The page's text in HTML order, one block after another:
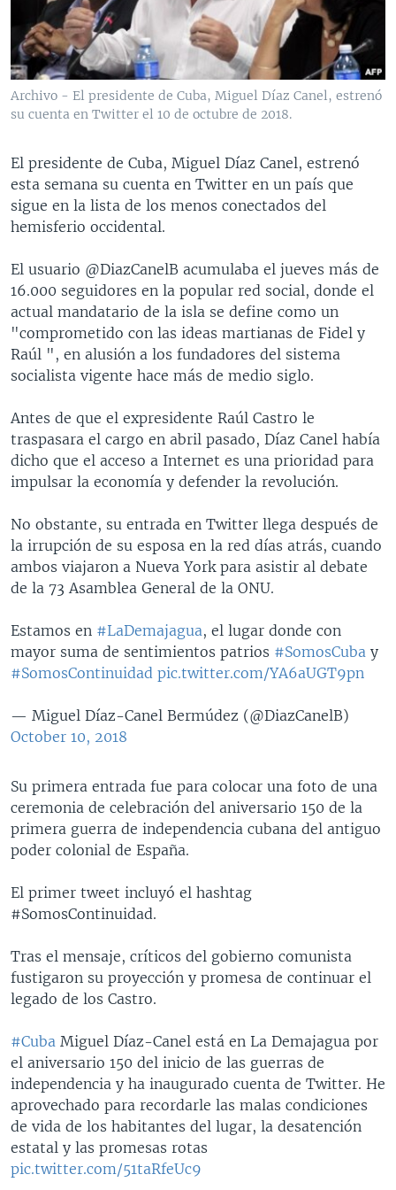
VENEZUELA
BRASIL
NICARAGUA
ECONOMÍA
ENTRETENIMIENTO Y CULTURA
TECNOLOGÍA
DEPORTES
MULTIMEDIA
VIDEOS
FOTOGRAFÍA
AUDIOS
PROGRAMAS TV
EL MUNDO AL DÍA
FORO INTERAMERICANO
LAS CLAVES
PANORAMA
RADIO
AVANCE INFORMATIVO
BUENOS DÍAS AMÉRICA
ESTADOS UNIDOS AL DÍA
FORO [RADIO]
DEPORTIVO INTERNACIONAL
NOTA ECONÓMICA
ENTRETENIMIENTO
DIRECT
Learning English
Idiomas
Archivo - El presidente de Cuba, Miguel Díaz Canel, estrenó
su cuenta en Twitter el 10 de octubre de 2018.
El presidente de Cuba, Miguel Díaz Canel, estrenó
esta semana su cuenta en Twitter en un país que
sigue en la lista de los menos conectados del
hemisferio occidental.
El usuario @DiazCanelB acumulaba el jueves más de
16.000 seguidores en la popular red social, donde el
actual mandatario de la isla se define como un
"comprometido con las ideas martianas de Fidel y
Raúl ", en alusión a los fundadores del sistema
socialista vigente hace más de medio siglo.
Antes de que el expresidente Raúl Castro le
traspasara el cargo en abril pasado, Díaz Canel había
dicho que el acceso a Internet es una prioridad para
impulsar la economía y defender la revolución.
No obstante, su entrada en Twitter llega después de
la irrupción de su esposa en la red días atrás, cuando
ambos viajaron a Nueva York para asistir al debate
de la 73 Asamblea General de la ONU.
Estamos en #LaDemajagua, el lugar donde con
mayor suma de sentimientos patrios #SomosCuba y
#SomosContinuidad pic.twitter.com/YA6aUGT9pn
— Miguel Díaz-Canel Bermúdez (@DiazCanelB)
October 10, 2018
Su primera entrada fue para colocar una foto de una
ceremonia de celebración del aniversario 150 de la
primera guerra de independencia cubana del antiguo
poder colonial de España.
El primer tweet incluyó el hashtag
#SomosContinuidad.
Tras el mensaje, críticos del gobierno comunista
fustigaron su proyección y promesa de continuar el
legado de los Castro.
#Cuba Miguel Díaz-Canel está en La Demajagua por
el aniversario 150 del inicio de las guerras de
independencia y ha inaugurado cuenta de Twitter. He
aprovechado para recordarle las malas condiciones
de vida de los habitantes del lugar, la desatención
estatal y las promesas rotas
pic.twitter.com/51taRfeUc9